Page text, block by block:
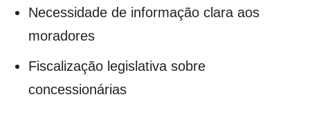
Necessidade de informação clara aos
moradores
Fiscalização legislativa sobre
concessionárias